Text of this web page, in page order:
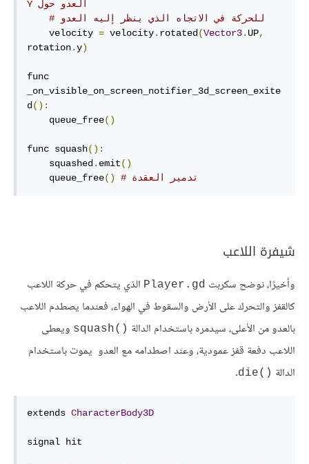
العدو حول Y
# للحركة في الاتجاه الذي ينظر إليه العدو
    velocity
= velocity. rotated(Vector3. UP,
rotation.y)
func
_on_visible_on_screen_notifier_3d_screen_exite
d():
    queue_free
()
func squash():
    squashed
. emit()
    queue_free
() # تدمير العقدة
شيفرة اللاعب
وأخيرًا، نوضح سكربت Player.gd الذي يتحكم في حركة اللاعب
كالقفز والتحرك على الأرض والسقوط في الهواء، فعندما يصطدم اللاعب
بالعدو من الأعلى، سيدمره باستخدام الدالة squash()‎ ويعطى
اللاعب دفعة قفز عمودية، وعند اصطدامه مع العدو يموت باستخدام
الدالة ‎die()‎
.
extends CharacterBody3D
signal hit